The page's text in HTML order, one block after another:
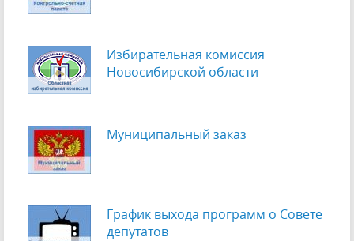
Избирательная комиссия
Новосибирской области
Муниципальный заказ
График выхода программ о Cовете
депутатов